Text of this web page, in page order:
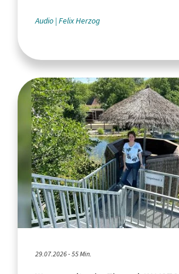
Audio Felix Herzog
29.07.2026 - 55 Min.